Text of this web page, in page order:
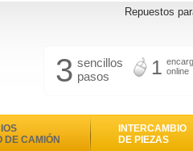
Repuestos
3 sencillos
pasos
1 online
DE CAMIÓN
INTERCAMBIO
DE PIEZAS